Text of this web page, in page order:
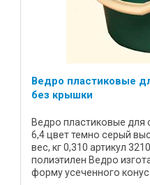
Ведро пластиковые
без крышки
Ведро пластиковые для
6,4 цвет темно серый
вес, кг 0,310 артикул
полиэтилен Ведро
форму усеченного